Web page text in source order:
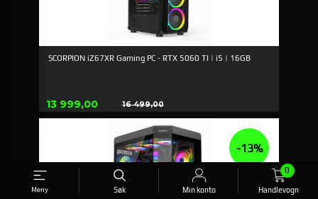
Meny Søk Min konto Handlevogn
0
SCORPION iZ67XR Gaming PC - RTX 5060 TI | i5 | 16GB
Tilbud
13 999,00 16 499,00
Rabatt
-13%